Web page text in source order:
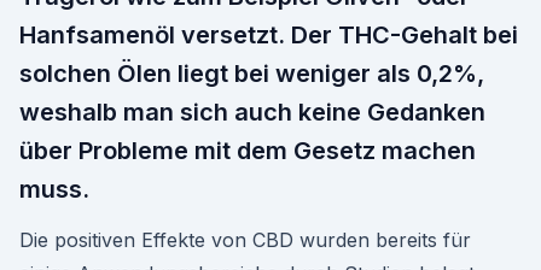
Hanfsamenöl versetzt. Der THC-Gehalt bei
solchen Ölen liegt bei weniger als 0,2%,
weshalb man sich auch keine Gedanken
über Probleme mit dem Gesetz machen
muss.
Die positiven Effekte von CBD wurden bereits für